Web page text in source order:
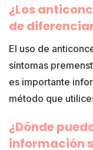
¿Los
de
El uso de
síntomas
es importante
método que
¿Dónde
información